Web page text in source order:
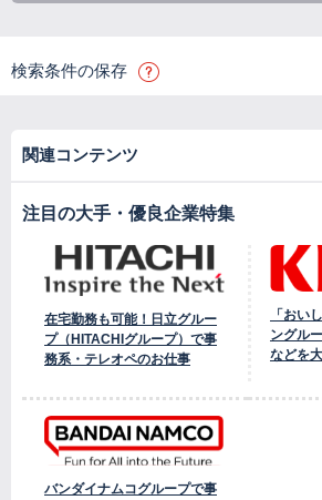
検索条件の保存
関連コンテンツ
注目の大手・優良企業特集
在宅勤務も可能！日立グルー
プ（HITACHIグループ）で事
務系・テレオペのお仕事
「おい
ングル
などを
バンダイナムコグループで事